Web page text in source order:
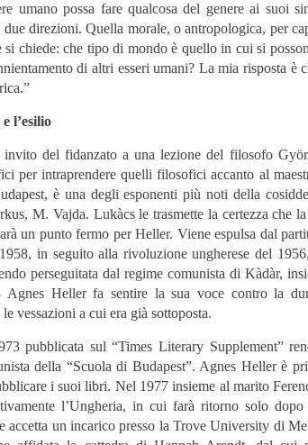
umano possa fare qualcosa del genere ai suoi
direzioni. Quella morale, o antropologica, per
chiede: che tipo di mondo è quello in cui si
di altri esseri umani? La mia risposta è
l’esilio
invito del fidanzato a una lezione del filosofo
per intraprendere quelli filosofici accanto al
è una degli esponenti più noti della
M. Vajda. Lukàcs le trasmette la certezza che
un punto fermo per Heller. Viene espulsa dal
in seguito alla rivoluzione ungherese del
perseguitata dal regime comunista di Kàdàr,
Heller fa sentire la sua voce contro la
vessazioni a cui era già sottoposta.
pubblicata sul “Times Literary Supplement”
della “Scuola di Budapest”. Agnes Heller è
i suoi libri. Nel 1977 insieme al marito
l’Ungheria, in cui farà ritorno solo
accetta un incarico presso la Trove University di